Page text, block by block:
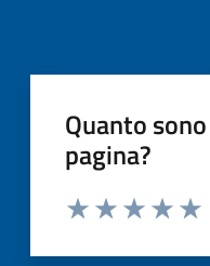
Quanto
pagina?
Valuta da 1 a 5 stelle la